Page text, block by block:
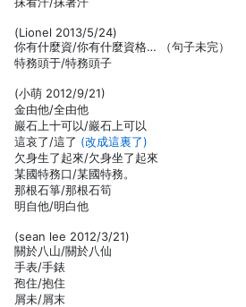
(Lionel 2013/5/24)
你有什麼資/你有什麼資格… （句子未完）
特務頭于/特務頭子
(小萌 2012/9/21)
金由他/全由他
巖石上十可以/巖石上可以
這哀了/這了 (改成這裏了)
欠身生了起來/欠身坐了起來
某國特務口/某國特務。
那根石箏/那根石筍
明自他/明白他
(sean lee 2012/3/21)
關於八山/關於八仙
手表/手錶
孢住/抱住
屑未/屑末